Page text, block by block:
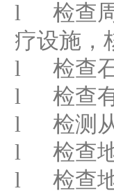
l 检查周
疗设施，
l 检查石
l 检查有
l 检测从
l 检查地
l 检查地